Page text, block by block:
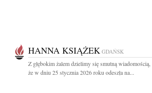
HANNA KSIĄŻEK GDAŃSK
Z głębokim żalem dzielimy się smutną wiadomością,
że w dniu 25 stycznia 2026 roku odeszła na...